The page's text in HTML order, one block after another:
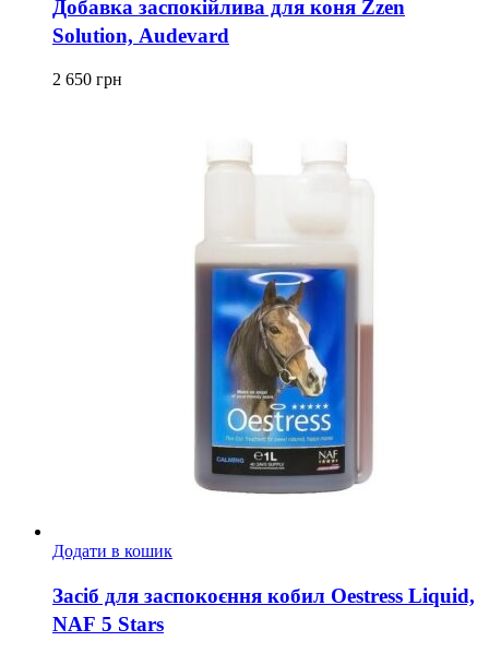
Добавка заспокійлива для коня Zzen
Solution, Audevard
2 650 грн
Додати в кошик
Засіб для заспокоєння кобил Oestress Liquid,
NAF 5 Stars